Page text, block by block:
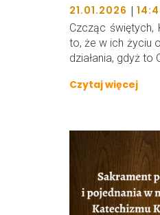
21.01.2026 |
Czcząc świętych,
to, że w ich życiu
działania, gdyż to
Czytaj więcej